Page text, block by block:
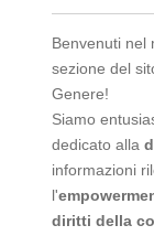
Benvenuti nel
sezione del
Genere!
Siamo
dedicato alla
informazioni
l'
diritti della